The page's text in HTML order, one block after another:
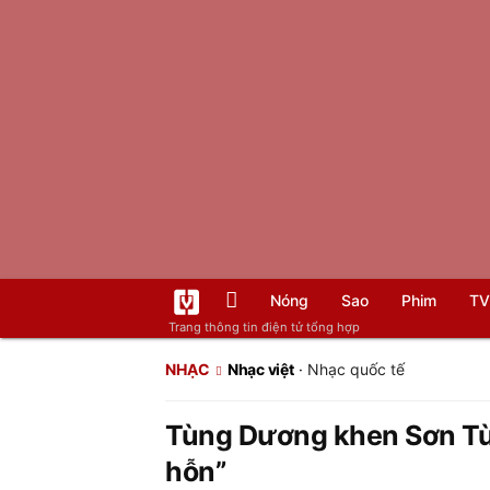
Trang thông tin điện tử tổng hợp
Nóng Sao Phim
NHẠC Nhạc việt · Nhạc quốc tế
Tùng Dương khen Sơn
hỗn”